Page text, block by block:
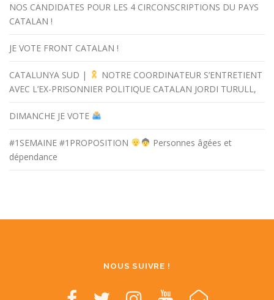
NOS CANDIDATES POUR LES 4 CIRCONSCRIPTIONS DU PAYS
CATALAN !
JE VOTE FRONT CATALAN !
CATALUNYA SUD |
NOTRE COORDINATEUR S’ENTRETIENT
AVEC L’EX-PRISONNIER POLITIQUE CATALAN JORDI TURULL,
DIMANCHE JE VOTE
#1SEMAINE #1PROPOSITION
Personnes âgées et
dépendance
NOUS SUIVRE !